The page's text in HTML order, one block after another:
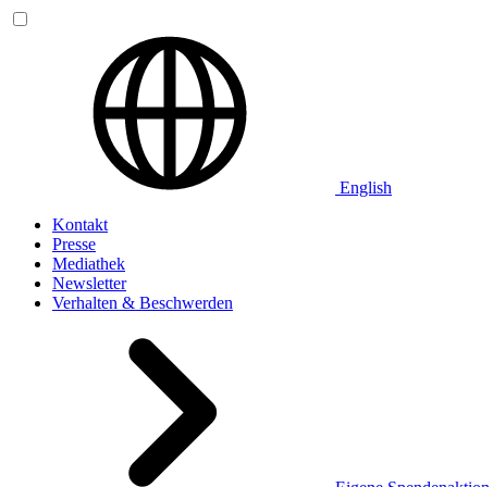
English
Kontakt
Presse
Mediathek
Newsletter
Verhalten & Beschwerden